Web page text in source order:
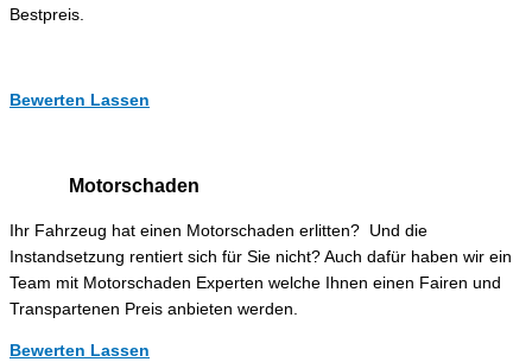
Bestpreis.
Bewerten Lassen
Motorschaden
Ihr Fahrzeug hat einen Motorschaden erlitten? Und die
Instandsetzung rentiert sich für Sie nicht? Auch dafür haben wir ein
Team mit Motorschaden Experten welche Ihnen einen Fairen und
Transpartenen Preis anbieten werden.
Bewerten Lassen